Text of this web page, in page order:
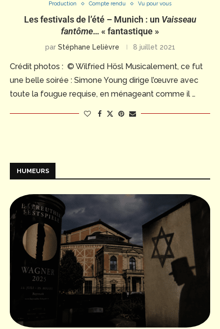
Production Compte rendu Vu pour vous
Les festivals de l’été – Munich : un Vaisseau
fantôme… « fantastique »
par Stéphane Lelièvre 8 juillet 2021
Crédit photos : © Wilfried Hösl Musicalement, ce fut
une belle soirée : Simone Young dirige l’œuvre avec
toute la fougue requise, en ménageant comme il …
HUMEURS